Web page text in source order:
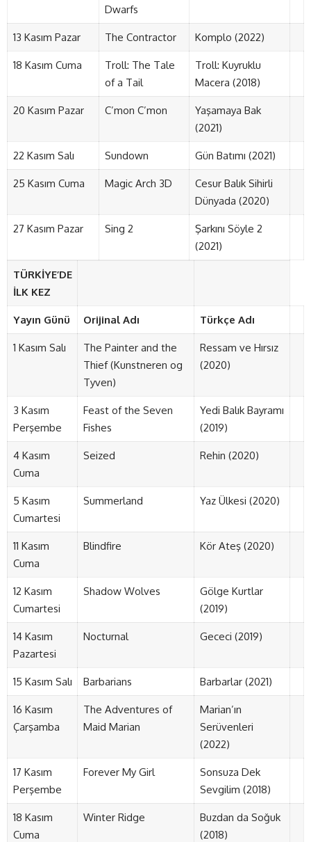
Dwarfs
13 Kasım Pazar The Contractor Komplo (2022)
18 Kasım Cuma
Troll: The Tale
of a Tail
Troll: Kuyruklu
Macera (2018)
20 Kasım Pazar C’mon C’mon
Yaşamaya Bak
(2021)
22 Kasım Salı Sundown Gün Batımı (2021)
25 Kasım Cuma Magic Arch 3D
Cesur Balık Sihirli
Dünyada (2020)
27 Kasım Pazar Sing 2
Şarkını Söyle 2
(2021)
TÜRKİYE’DE
İLK KEZ
Yayın Günü Orijinal Adı Türkçe Adı
1 Kasım Salı
The Painter and the
Thief (Kunstneren og
Tyven)
Ressam ve Hırsız
(2020)
3 Kasım
Perşembe
Feast of the Seven
Fishes
Yedi Balık Bayramı
(2019)
4 Kasım
Cuma
Seized Rehin (2020)
5 Kasım
Cumartesi
Summerland Yaz Ülkesi (2020)
11 Kasım
Cuma
Blindfire Kör Ateş (2020)
12 Kasım
Cumartesi
Shadow Wolves
Gölge Kurtlar
(2019)
14 Kasım
Pazartesi
Nocturnal Gececi (2019)
15 Kasım Salı Barbarians Barbarlar (2021)
16 Kasım
Çarşamba
The Adventures of
Maid Marian
Marian’ın
Serüvenleri
(2022)
17 Kasım
Perşembe
Forever My Girl
Sonsuza Dek
Sevgilim (2018)
18 Kasım
Cuma
Winter Ridge
Buzdan da Soğuk
(2018)